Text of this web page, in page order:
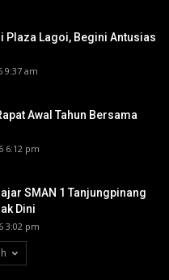
Plaza Lagoi, Begini Antusias
9:37 am
Awal Tahun Bersama
6:12 pm
SMAN 1 Tanjungpinang
Dini
3:02 pm